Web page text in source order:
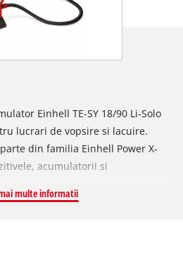
Einhell TE-SY 18/90 Li-Solo
lucrari de vopsire si lacuire.
din familia Einhell Power X-
acumulatorii si
potrivit pentru suprafete medii si
multe informatii